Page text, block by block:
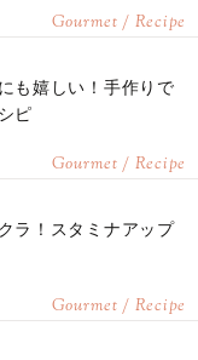
Gourmet / Recipe
も嬉しい！手作りで
ピ
Gourmet / Recipe
ラ！スタミナアップ
Gourmet / Recipe